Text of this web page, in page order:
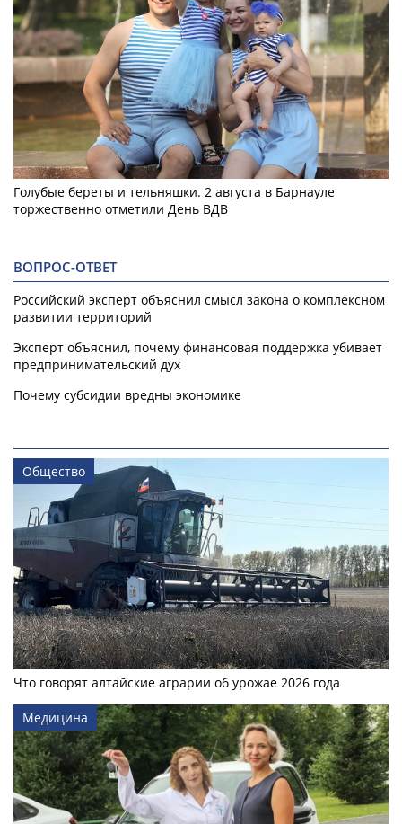
Голубые береты и тельняшки. 2 августа в Барнауле
торжественно отметили День ВДВ
ВОПРОС-ОТВЕТ
Российский эксперт объяснил смысл закона о комплексном
развитии территорий
Эксперт объяснил, почему финансовая поддержка убивает
предпринимательский дух
Почему субсидии вредны экономике
Общество
Что говорят алтайские аграрии об урожае 2026 года
Медицина